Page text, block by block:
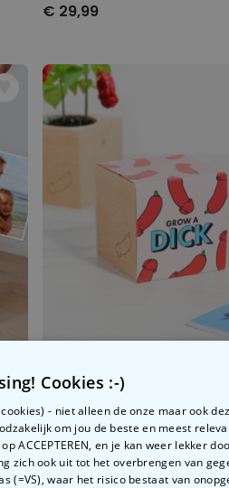
€ 29,99
Cookies :-)
- niet alleen de onze maar ook
om jou de beste en meest
ACCEPTEREN, en je kan weer lekker
zich ook uit tot het overbrengen van
(=VS), waar het risico bestaat van